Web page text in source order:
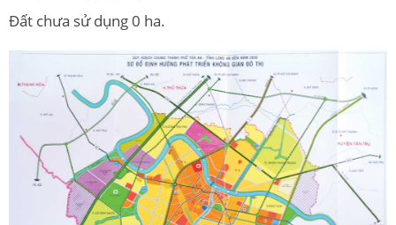
Đất chưa sử dụng 0 ha.